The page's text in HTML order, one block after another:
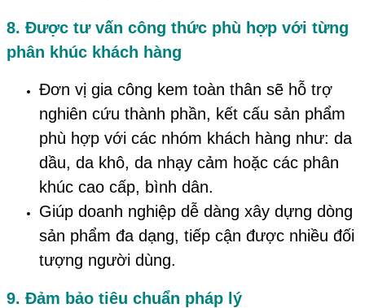
8. Được tư vấn công thức phù hợp với từng
phân khúc khách hàng
Đơn vị gia công kem toàn thân sẽ hỗ trợ
nghiên cứu thành phần, kết cấu sản phẩm
phù hợp với các nhóm khách hàng như: da
dầu, da khô, da nhạy cảm hoặc các phân
khúc cao cấp, bình dân.
Giúp doanh nghiệp dễ dàng xây dựng dòng
sản phẩm đa dạng, tiếp cận được nhiều đối
tượng người dùng.
9. Đảm bảo tiêu chuẩn pháp lý